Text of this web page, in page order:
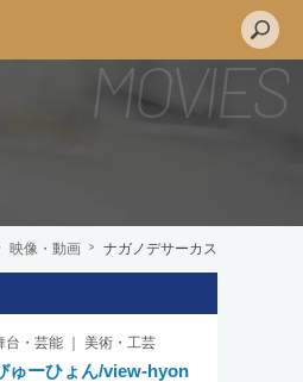
映像・動画 ナガノデサーカス
台・芸能 ｜ 美術・工芸
ゅーひょん/view-hyon